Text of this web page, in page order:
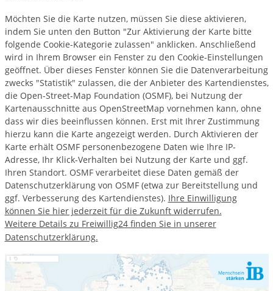
Möchten Sie die Karte nutzen, müssen Sie diese aktivieren,
indem Sie unten den Button "Zur Aktivierung der Karte bitte
folgende Cookie-Kategorie zulassen" anklicken. Anschließend
wird in Ihrem Browser ein Fenster zu den Cookie-Einstellungen
geöffnet. Über dieses Fenster können Sie die Datenverarbeitung
zwecks "Statistik" zulassen, die der Anbieter des Kartendienstes,
die Open-Street-Map Foundation (OSMF), bei Nutzung der
Kartenausschnitte aus OpenStreetMap vornehmen kann, ohne
dass wir dies beeinflussen können. Erst mit Ihrer Zustimmung
hierzu kann die Karte angezeigt werden. Durch Aktivieren der
Karte erhält OSMF personenbezogene Daten wie Ihre IP-
Adresse, Ihr Klick-Verhalten bei Nutzung der Karte und ggf.
Ihren Standort. OSMF verarbeitet diese Daten gemäß der
Datenschutzerklärung von OSMF (etwa zur Bereitstellung und
ggf. Verbesserung des Kartendienstes). Ihre Einwilligung
können Sie hier jederzeit für die Zukunft widerrufen.
Weitere Details zu Freiwillig24 finden Sie in unserer
Datenschutzerklärung.